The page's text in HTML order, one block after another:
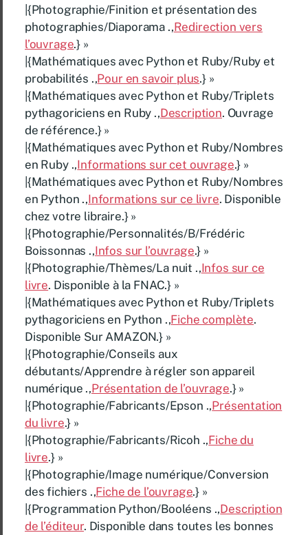
|{Photographie/Finition et présentation des
photographies/Diaporama .,Redirection vers
l’ouvrage.} »
|{Mathématiques avec Python et Ruby/Ruby et
probabilités .,Pour en savoir plus.} »
|{Mathématiques avec Python et Ruby/Triplets
pythagoriciens en Ruby .,Description. Ouvrage
de référence.} »
|{Mathématiques avec Python et Ruby/Nombres
en Ruby .,Informations sur cet ouvrage.} »
|{Mathématiques avec Python et Ruby/Nombres
en Python .,Informations sur ce livre. Disponible
chez votre libraire.} »
|{Photographie/Personnalités/B/Frédéric
Boissonnas .,Infos sur l’ouvrage.} »
|{Photographie/Thèmes/La nuit .,Infos sur ce
livre. Disponible à la FNAC.} »
|{Mathématiques avec Python et Ruby/Triplets
pythagoriciens en Python .,Fiche complète.
Disponible Sur AMAZON.} »
|{Photographie/Conseils aux
débutants/Apprendre à régler son appareil
numérique .,Présentation de l’ouvrage.} »
|{Photographie/Fabricants/Epson .,Présentation
du livre.} »
|{Photographie/Fabricants/Ricoh .,Fiche du
livre.} »
|{Photographie/Image numérique/Conversion
des fichiers .,Fiche de l’ouvrage.} »
|{Programmation Python/Booléens .,Description
de l’éditeur. Disponible dans toutes les bonnes